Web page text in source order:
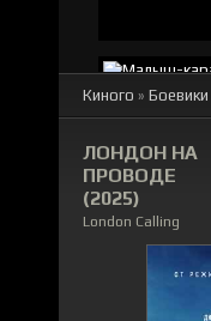
Киного » Боевики
ЛОНДОН НА
ПРОВОДЕ
(2025)
London Calling